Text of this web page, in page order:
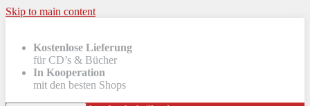
Skip to main content
Kostenlose Lieferung
für CD’s & Bücher
In Kooperation
mit den besten Shops